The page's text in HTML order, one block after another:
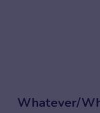
Whatever/